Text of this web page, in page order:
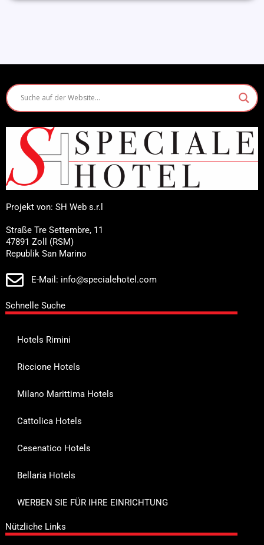
Projekt von: SH Web s.r.l
Straße Tre Settembre, 11
47891 Zoll (RSM)
Republik San Marino
E-Mail: info@specialehotel.com
Schnelle Suche
Hotels Rimini
Riccione Hotels
Milano Marittima Hotels
Cattolica Hotels
Cesenatico Hotels
Bellaria Hotels
WERBEN SIE FÜR IHRE EINRICHTUNG
Nützliche Links